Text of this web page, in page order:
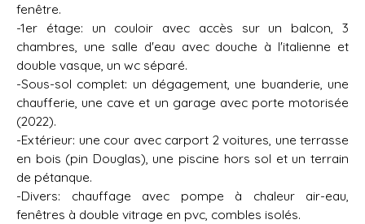
fenêtre.
-1er étage: un couloir avec accès sur un balcon, 3
chambres, une salle d'eau avec douche à l'italienne et
double vasque, un wc séparé.
-Sous-sol complet: un dégagement, une buanderie, une
chaufferie, une cave et un garage avec porte motorisée
(2022).
-Extérieur: une cour avec carport 2 voitures, une terrasse
en bois (pin Douglas), une piscine hors sol et un terrain
de pétanque.
-Divers: chauffage avec pompe à chaleur air-eau,
fenêtres à double vitrage en pvc, combles isolés.